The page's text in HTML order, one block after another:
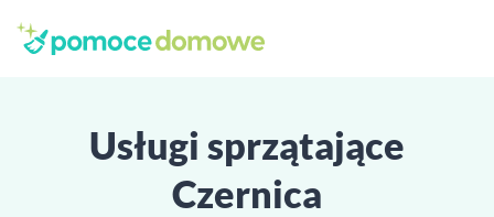
Usługi sprzątające
Czernica